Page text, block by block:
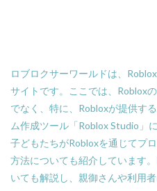
ロブロクサーワールドは、
サイトです。ここでは、Roblox
でなく、特に、Robloxが提供す
ム作成ツール「Roblox Studio」
子どもたちがRobloxを通じてプ
方法についても紹介しています
いても解説し、親御さんや利用